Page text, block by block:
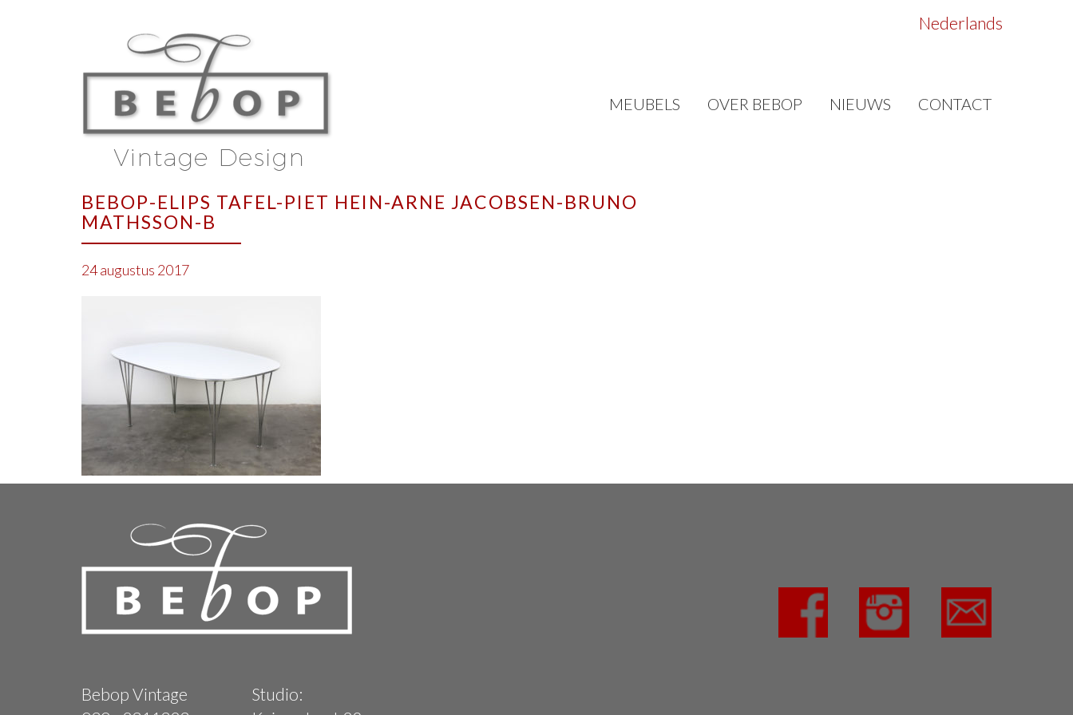
MEUBELS OVER BEBOP NIEUWS CONTACT
Nederlands
BEBOP-ELIPS TAFEL-PIET HEIN-ARNE JACOBSEN-BRUNO
MATHSSON-B
24 augustus 2017
Bebop Vintage
Studio: